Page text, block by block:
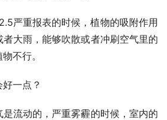
重报表的时候，植物的吸附作用
大雨，能够吹散或者冲刷空气里的
不行。
一点？
流动的，严重雾霾的时候，室内的